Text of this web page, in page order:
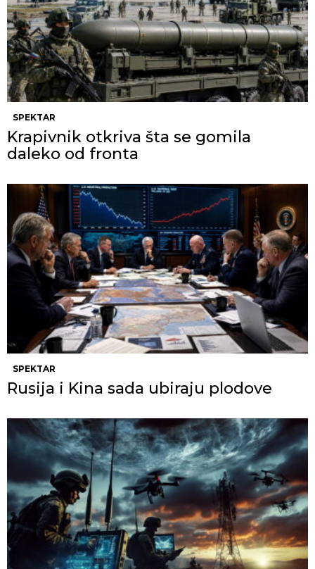
SPEKTAR
Krapivnik otkriva šta se gomila
daleko od fronta
SPEKTAR
Rusija i Kina sada ubiraju plodove